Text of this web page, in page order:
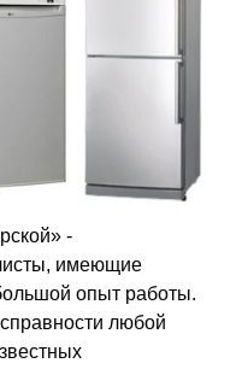
-
имеющие
опыт работы.
любой